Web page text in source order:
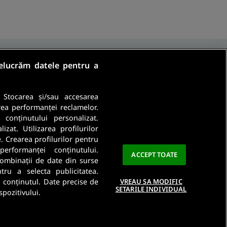
este importanta pentru noi. CitestePolitica De
datele pentru a
și/sau accesarea
performanței reclamelor.
personalizat.
Utilizarea profilurilor
Crearea profilurilor pentru
conținutului.
de date din surse
a selecta publicitatea.
Date precise de
ACCEPT TOATE
VREAU SA MODIFIC
SETARILE INDIVIDUAL